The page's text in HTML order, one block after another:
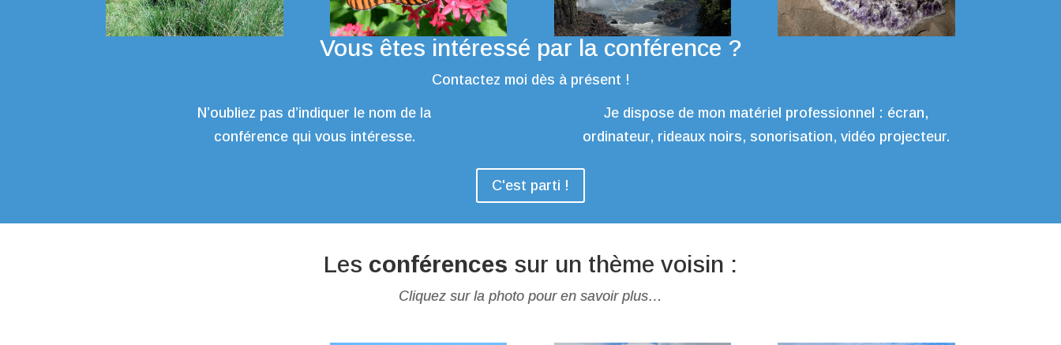
Vous êtes intéressé par la conférence ?
Contactez moi dès à présent !
N’oubliez pas d’indiquer le nom de la
conférence qui vous intéresse.
Je dispose de mon matériel professionnel : écran,
ordinateur, rideaux noirs, sonorisation, vidéo projecteur.
C'est parti !
Les conférences sur un thème voisin :
Cliquez sur la photo pour en savoir plus…